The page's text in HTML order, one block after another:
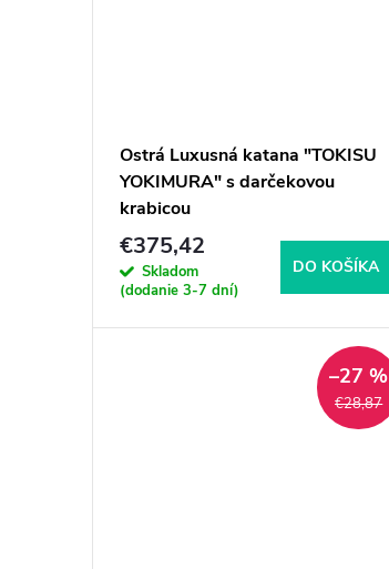
Ostrá Luxusná katana "TOKISU
YOKIMURA" s darčekovou
krabicou
€375,42
Skladom
(dodanie 3-7 dní)
DO KOŠÍKA
€28,87
–27 %